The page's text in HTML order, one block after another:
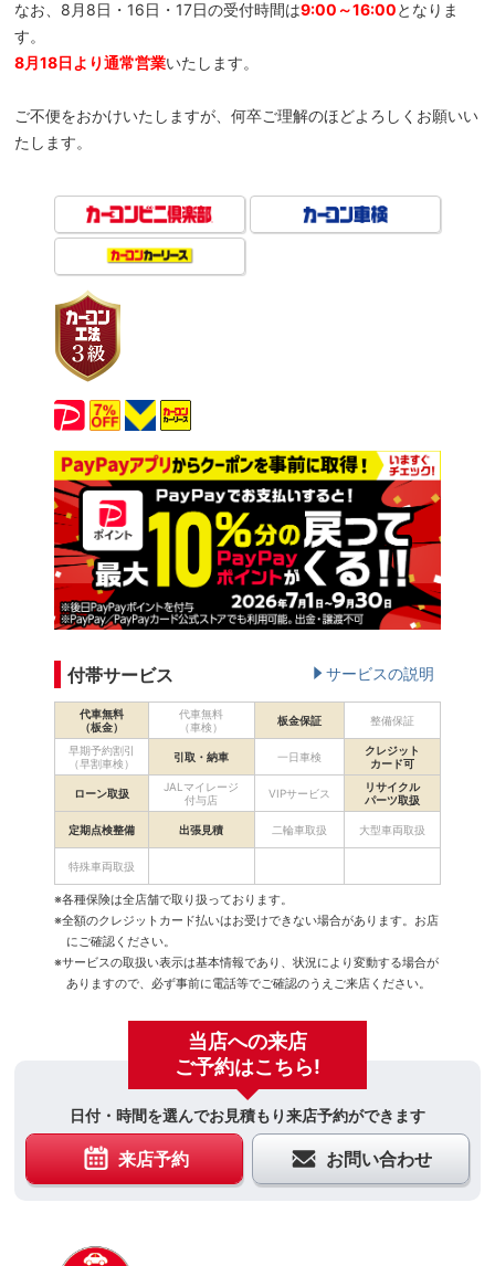
なお、8月8日・16日・17日の受付時間は9:00～16:00となりま
す。
8月18日より通常営業いたします。
ご不便をおかけいたしますが、何卒ご理解のほどよろしくお願いい
たします。
付帯サービス サービスの説明
代車無料
（板金）
代車無料
（車検）
板金保証 整備保証
早期予約割引
（早割車検）
引取・納車 一日車検
クレジット
カード可
ローン取扱
JALマイレージ
付与店
VIPサービス
リサイクル
パーツ取扱
定期点検整備 出張見積 二輪車取扱 大型車両取扱
特殊車両取扱
※各種保険は全店舗で取り扱っております。
※全額のクレジットカード払いはお受けできない場合があります。お店
にご確認ください。
※サービスの取扱い表示は基本情報であり、状況により変動する場合が
ありますので、必ず事前に電話等でご確認のうえご来店ください。
当店への来店
ご予約はこちら!
日付・時間を選んでお見積もり来店予約ができます
来店予約 お問い合わせ